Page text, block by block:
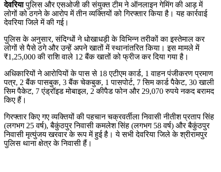
देवरियापुलिस और एसओजी की संयुक्त टीम ने ऑनलाइन गेमिंग की आड़ में
लोगों को ठगने के आरोप में तीन व्यक्तियों को गिरफ्तार किया है। यह कार्रवाई
देवरिया जिले में की गई।
पुलिस के अनुसार, संदिग्धों ने धोखाधड़ी के विभिन्न तरीकों का इस्तेमाल कर
लोगों से पैसे ठगे और उन्हें अपने खातों में स्थानांतरित किया। इस मामले में
₹1,25,000 की राशि वाले 12 बैंक खातों को फ्रीज कर दिया गया है।
अधिकारियों ने आरोपियों के पास से 18 एटीएम कार्ड, 1 वाहन पंजीकरण प्रमाण
पत्र, 2 बैंक पासबुक, 3 बैंक चेकबुक, 1 पासपोर्ट, 7 सिम कार्ड पैकेट, 30 खाली
सिम पैकेट, 7 एंड्रॉइड मोबाइल, 2 कीपैड फोन और 29,070 रुपये नकद बरामद
किए हैं।
गिरफ्तार किए गए व्यक्तियों की पहचान चक्रवर्तीला निवासी नीतीश प्रताप सिंह
(लगभग 25 वर्ष), बैकुंठपुर निवासी कमलेश सिंह (लगभग 58 वर्ष) और बैकुंठपुर
निवासी मृत्युंजय खरवार के रूप में हुई है। ये सभी देवरिया जिले के श्रीरामपुर
पुलिस थाना क्षेत्र के निवासी हैं।